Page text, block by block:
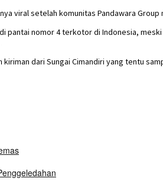
viral setelah komunitas Pandawara
pantai nomor 4 terkotor di Indonesia,
dari Sungai Cimandiri yang tentu